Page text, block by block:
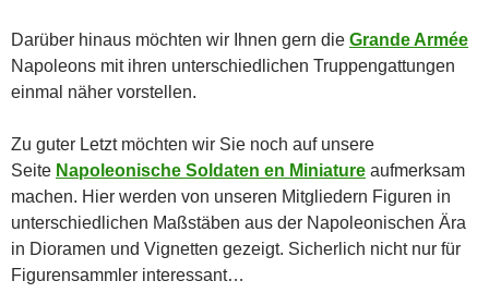
Darüber hinaus möchten wir Ihnen gern die Grande Armée
Napoleons mit ihren unterschiedlichen Truppengattungen
einmal näher vorstellen.
Zu guter Letzt möchten wir Sie noch auf unsere
Seite Napoleonische Soldaten en Miniature aufmerksam
machen. Hier werden von unseren Mitgliedern Figuren in
unterschiedlichen Maßstäben aus der Napoleonischen Ära
in Dioramen und Vignetten gezeigt. Sicherlich nicht nur für
Figurensammler interessant…